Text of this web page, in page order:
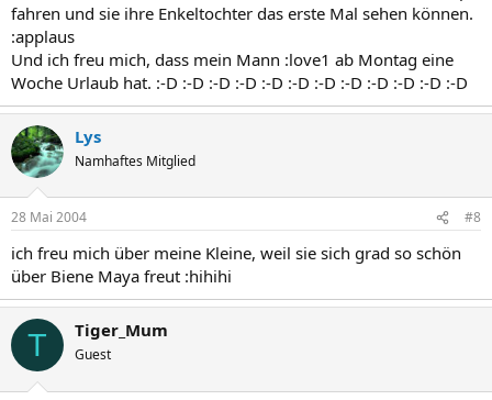
fahren und sie ihre Enkeltochter das erste Mal sehen können.
:applaus
Und ich freu mich, dass mein Mann :love1 ab Montag eine
Woche Urlaub hat. :-D :-D :-D :-D :-D :-D :-D :-D :-D :-D :-D :-D
Lys
Namhaftes Mitglied
28 Mai 2004 #8
ich freu mich über meine Kleine, weil sie sich grad so schön
über Biene Maya freut :hihihi
T Tiger_Mum
Guest